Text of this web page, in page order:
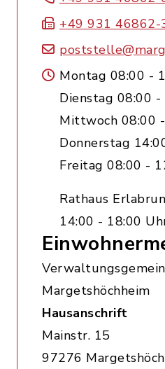
+49 931 46862-
Montag 08:00 -
Dienstag 08:00 -
Mittwoch 08:00
Donnerstag
Freitag 08:00 -
Rathaus
14:00 - 18:00
Margetshöchheim
Hausanschrift
Mainstr. 15
97276